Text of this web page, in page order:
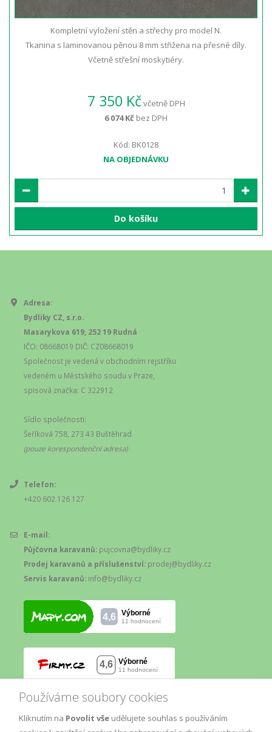
Používáme soubory cookies
Kliknutím na Povolit vše udělujete souhlas s používáním
Kompletní vyložení stěn a střechy pro model N.
Tkanina s laminovanou pěnou 8 mm střižena na přesné díly.
Včetně střešní moskytiéry.
7 350 Kčvčetně DPH
6 074 Kč bez DPH
Kód: BK0128
NA OBJEDNÁVKU
Do košíku
Adresa:
Bydliky CZ, s.r.o.
Masarykova 619, 252 19 Rudná
IČO: 08668019 DIČ: CZ08668019
Společnost je vedená v obchodním rejstříku
vedeném u Městského soudu v Praze,
spisová značka: C 322912
Sídlo společnosti:
Šeříková 758, 273 43 Buštěhrad
(pouze korespondenční adresa)
Telefon:
+420 602 126 127
E-mail:
Půjčovna karavanů: pujcovna@bydliky.cz
Prodej karavanů a příslušenství: prodej@bydliky.cz
Servis karavanů: info@bydliky.cz